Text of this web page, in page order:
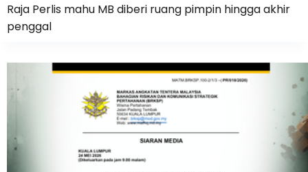
Raja Perlis mahu MB diberi ruang pimpin hingga akhir
penggal